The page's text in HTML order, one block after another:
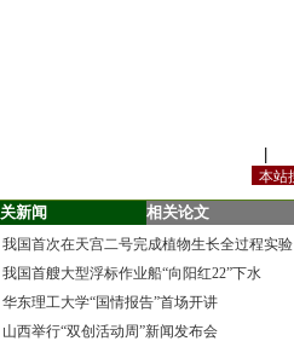
新闻 相关论文
我国首次在天宫二号完成植物生长全过程实验
我国首艘大型浮标作业船“向阳红22”下水
华东理工大学“国情报告”首场开讲
山西举行“双创活动周”新闻发布会